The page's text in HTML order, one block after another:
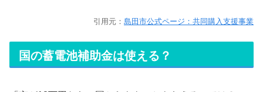
引用元： 島田市公式ページ：共同購入支援事業
国の蓄電池補助金は使える？